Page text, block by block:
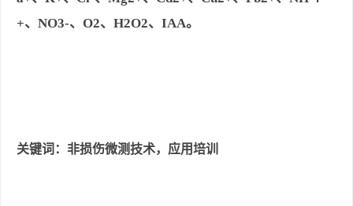
+、 NO3-、 O2、 H2O2、 IAA。
关键词：非损伤微测技术，应用培训